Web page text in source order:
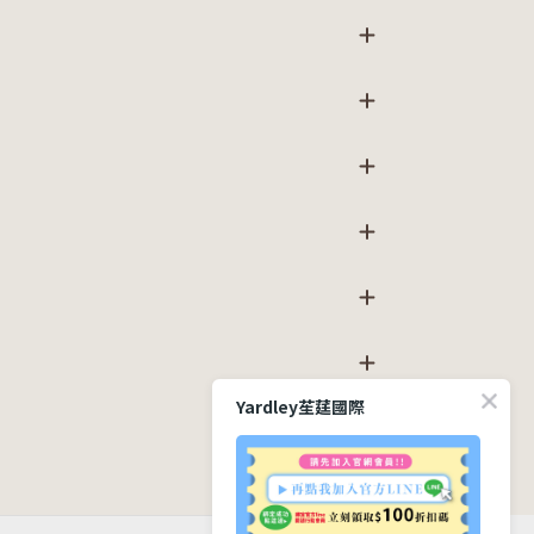
Yardley苼莛國際